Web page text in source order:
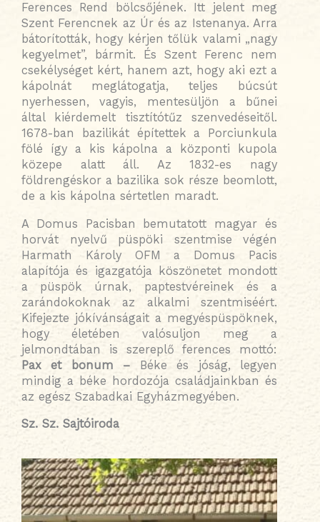
Ferences Rend bölcsőjének. Itt jelent meg
Szent Ferencnek az Úr és az Istenanya. Arra
bátorították, hogy kérjen tőlük valami „nagy
kegyelmet”, bármit. És Szent Ferenc nem
csekélységet kért, hanem azt, hogy aki ezt a
kápolnát meglátogatja, teljes búcsút
nyerhessen, vagyis, mentesüljön a bűnei
által kiérdemelt tisztítótűz szenvedéseitől.
1678-ban bazilikát építettek a Porciunkula
fölé így a kis kápolna a központi kupola
közepe alatt áll. Az 1832-es nagy
földrengéskor a bazilika sok része beomlott,
de a kis kápolna sértetlen maradt.
A Domus Pacisban bemutatott magyar és
horvát nyelvű püspöki szentmise végén
Harmath Károly OFM a Domus Pacis
alapítója és igazgatója köszönetet mondott
a püspök úrnak, paptestvéreinek és a
zarándokoknak az alkalmi szentmiséért.
Kifejezte jókívánságait a megyéspüspöknek,
hogy életében valósuljon meg a
jelmondtában is szereplő ferences mottó:
Pax et bonum – Béke és jóság, legyen
mindig a béke hordozója családjainkban és
az egész Szabadkai Egyházmegyében.
Sz. Sz. Sajtóiroda